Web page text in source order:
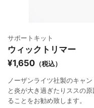
サポートキット
ウィックトリマー
¥1,650 （税込）
ノーザンライツ社製のキャ
と炎が大き過ぎたりススの
ることをお勧め致します。